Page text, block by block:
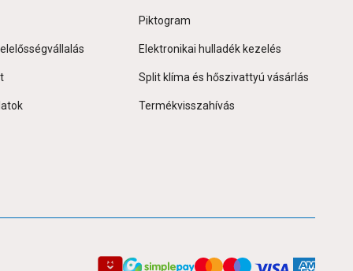
Piktogram
Elektronikai hulladék kezelés
Split klíma és hőszivattyú vásárlás
Termékvisszahívás